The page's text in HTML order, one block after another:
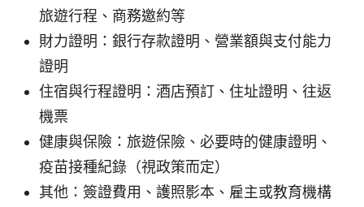
旅遊行程、商務邀約等
財力證明：銀行存款證明、營業額與支付能力
證明
住宿與行程證明：酒店預訂、住址證明、往返
機票
健康與保險：旅遊保險、必要時的健康證明、
疫苗接種紀錄（視政策而定）
其他：簽證費用、護照影本、雇主或教育機構